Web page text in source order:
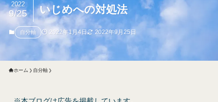
いじめへの対処法
2022
9/25
自分軸 2022年1月4日 2022年9月25日
ホーム 自分軸